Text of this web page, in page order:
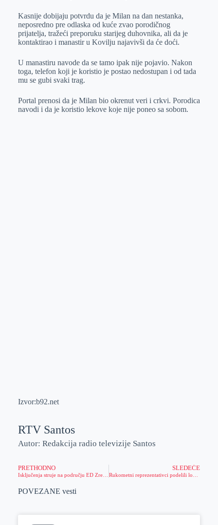
Kasnije dobijaju potvrdu da je Milan na dan nestanka,
neposredno pre odlaska od kuće zvao porodičnog
prijatelja, tražeći preporuku starijeg duhovnika, ali da je
kontaktirao i manastir u Kovilju najavivši da će doći.
U manastiru navode da se tamo ipak nije pojavio. Nakon
toga, telefon koji je koristio je postao nedostupan i od tada
mu se gubi svaki trag.
Portal prenosi da je Milan bio okrenut veri i crkvi. Porodica
navodi i da je koristio lekove koje nije poneo sa sobom.
Izvor:b92.net
RTV Santos
Autor: Redakcija radio televizije Santos
PRETHODNO
Isključenja struje na području ED Zrenjanin
SLEDEĆE
POVEZANE vesti